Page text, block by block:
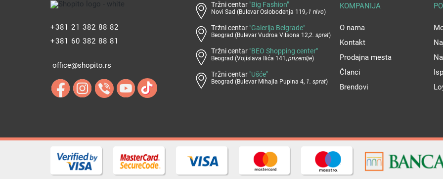
+381 21 382 88 82
+381 60 382 88 81
office@shopito.rs
Tržni centar "Big Fashion"
Novi Sad (Bulevar Oslobođenja 119,-1 nivo)
Tržni centar "Galerija Belgrade"
Beograd (Bulevar Vudroa Vilsona 12,2. sprat)
Tržni centar "BEO Shopping center"
Beograd (Vojislava Ilića 141, prizemlje)
Tržni centar "Ušće"
Beograd (Bulevar Mihajla Pupina 4, 1. sprat)
KOMPANIJA
O nama
Kontakt
Prodajna mesta
Članci
Brendovi